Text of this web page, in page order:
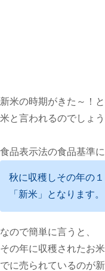
新米の時期がきた～！
米と言われるのでしょう
食品表示法の食品基準に
秋に収穫しその年の
「新米」となります。
なので簡単に言うと、
その年に収穫されたお
でに売られているのが